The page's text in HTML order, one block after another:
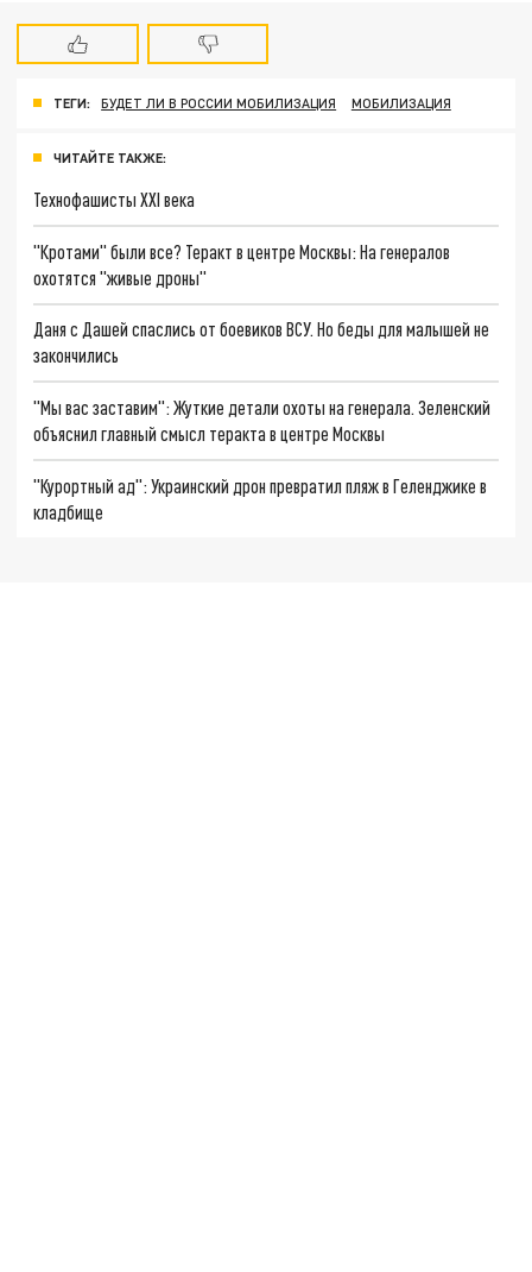
ТЕГИ: БУДЕТ ЛИ В РОССИИ МОБИЛИЗАЦИЯ МОБИЛИЗАЦИЯ
ЧИТАЙТЕ ТАКЖЕ:
Технофашисты XXI века
"Кротами" были все? Теракт в центре Москвы: На генералов
охотятся "живые дроны"
Даня с Дашей спаслись от боевиков ВСУ. Но беды для малышей не
закончились
"Мы вас заставим": Жуткие детали охоты на генерала. Зеленский
объяснил главный смысл теракта в центре Москвы
"Курортный ад": Украинский дрон превратил пляж в Геленджике в
кладбище